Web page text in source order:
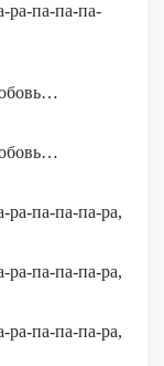
ра-па-па-па-
ра-па-па-па-ра,
ра-па-па-па-ра,
ра-па-па-па-ра,